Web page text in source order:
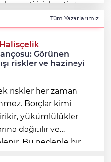
parti içi denetim:
olmayanlar da
nabzını
Tüm Yazarlarımız
Görünen
riskler ve hazineyi
riskler her zaman
Borçlar kimi
yükümlülükler
dağıtılır ve
Bu nedenle bir